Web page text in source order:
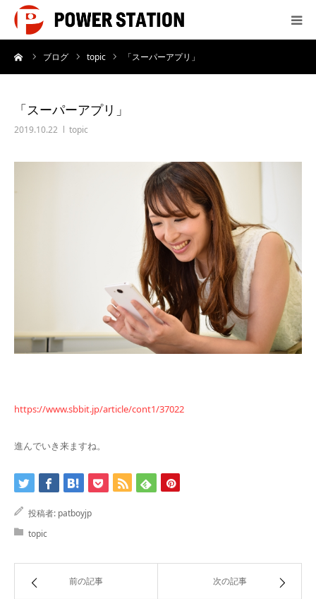
ブログ topic 「スーパーアプリ」
「スーパーアプリ」
2019.10.22 topic
https://www.sbbit.jp/article/cont1/37022
進んでいき来ますね。
投稿者: patboyjp
topic
前の記事 次の記事
サービス